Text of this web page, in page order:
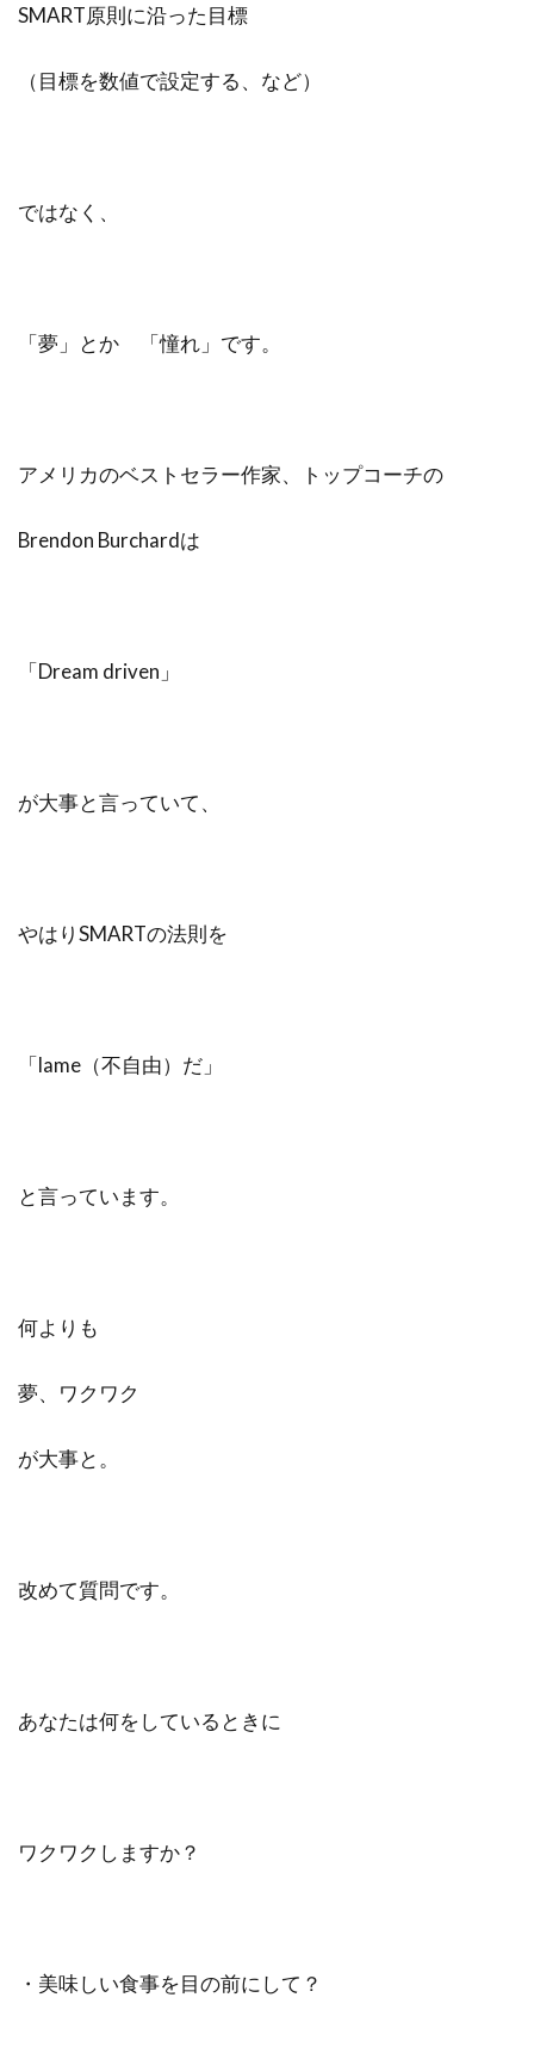
SMART原則に沿った目標
（目標を数値で設定する、など）
ではなく、
「夢」とか 「憧れ」です。
アメリカのベストセラー作家、トップコーチの
Brendon Burchardは
「Dream driven」
が大事と言っていて、
やはりSMARTの法則を
「lame（不自由）だ」
と言っています。
何よりも
夢、ワクワク
が大事と。
改めて質問です。
あなたは何をしているときに
ワクワクしますか？
・美味しい食事を目の前にして？